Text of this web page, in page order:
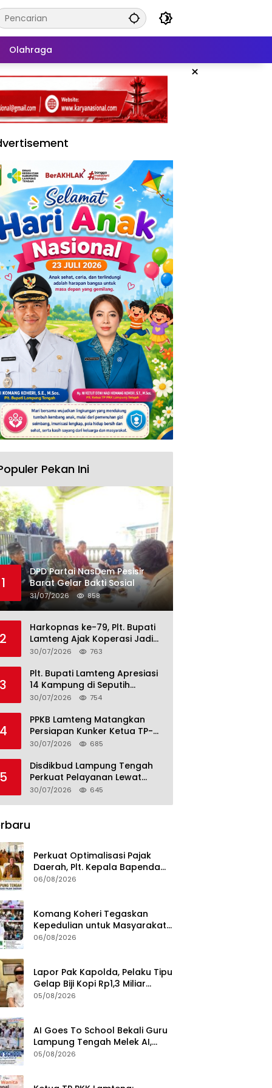
Olahraga
×
Pekan Ini
1
DPD Partai NasDem Pesisir
Barat Gelar Bakti Sosial
31/07/2026 858
2
Harkopnas ke-79, Plt. Bupati
Lamteng Ajak Koperasi Jadi
Motor Penggerak Ekonomi
30/07/2026 763
3
Plt. Bupati Lamteng Apresiasi
14 Kampung di Seputih
Raman Lunas PBB 2026, Harus
30/07/2026 754
4
PPKB Lamteng Matangkan
Persiapan Kunker Ketua TP-
PKK Provinsi, Launching
Jadi Fokus
30/07/2026 685
5
Disdikbud Lampung Tengah
Perkuat Pelayanan Lewat
S.M.I.L.E
30/07/2026 645
Perkuat Optimalisasi Pajak
Daerah, Plt. Kepala Bapenda
Lampung Tengah Minta Seluruh
06/08/2026
Komang Koheri Tegaskan
Kepedulian untuk Masyarakat
Lampung Tengah Lewat
06/08/2026
Lapor Pak Kapolda, Pelaku Tipu
Gelap Biji Kopi Rp1,3 Miliar
Dibebaskan: Sempat
05/08/2026
AI Goes To School Bekali Guru
Lampung Tengah Melek AI,
Perkuat Transformasi
05/08/2026